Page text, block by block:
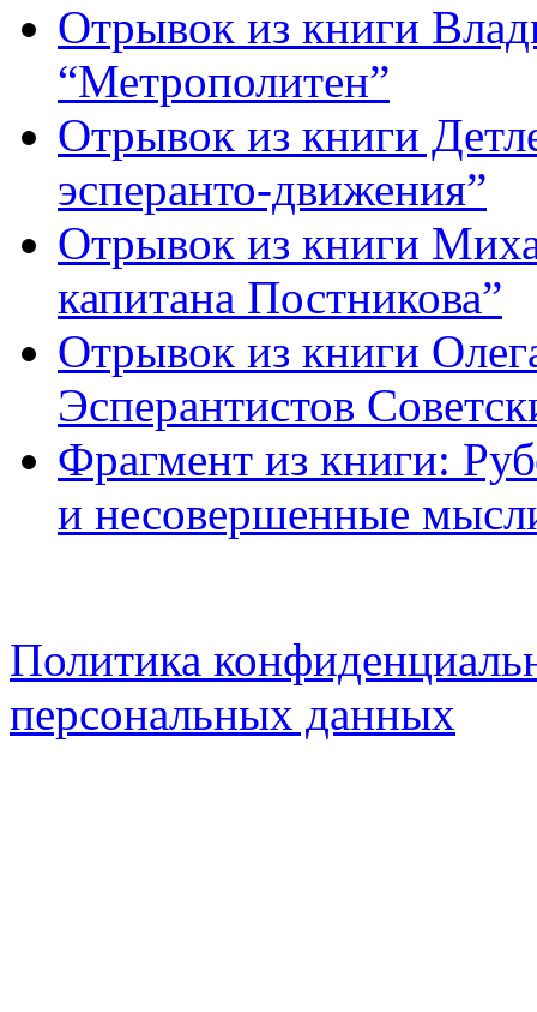
Отрывок из книги
“Метрополитен”
Отрывок из книги
эсперанто-движения”
Отрывок из книги
капитана Постникова”
Отрывок из книги
Эсперантистов
Фрагмент из книги:
и несовершенные
Политика
персональных данных